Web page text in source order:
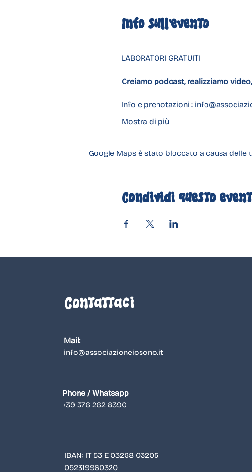
Info sull'evento
LABORATORI GRATUITI
Creiamo podcast, realizziamo
Info e prenotazioni :
Mostra di più
Google Maps è stato bloccato a causa
Condividi questo
Contattaci
Mail:
info@associazioneiosono.it
Phone / Whatsapp
+39 376 262 8390
IBAN: IT 53 E 03268 03205
052319960320